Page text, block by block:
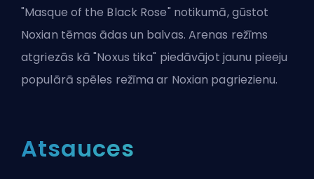
"Masque of the Black Rose" notikumā, gūstot
Noxian tēmas ādas un balvas. Arenas režīms
atgriezās kā "Noxus tika" piedāvājot jaunu pieeju
populārā spēles režīma ar Noxian pagriezienu.
Atsauces